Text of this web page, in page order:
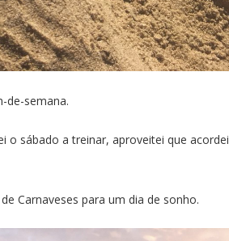
de-semana.
sábado a treinar, aproveitei que acordei
Carnaveses para um dia de sonho.